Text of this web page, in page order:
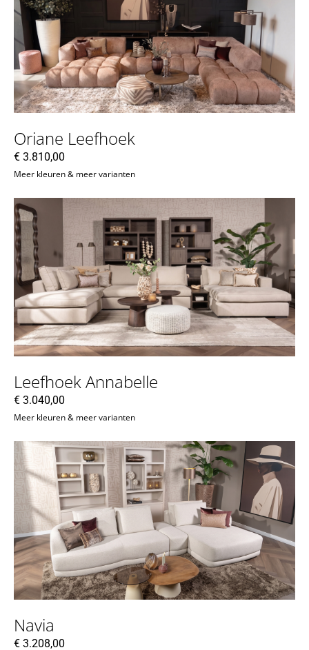
Oriane Leefhoek
€ 3.810,00
Meer kleuren & meer varianten
Leefhoek Annabelle
€ 3.040,00
Meer kleuren & meer varianten
Navia
€ 3.208,00